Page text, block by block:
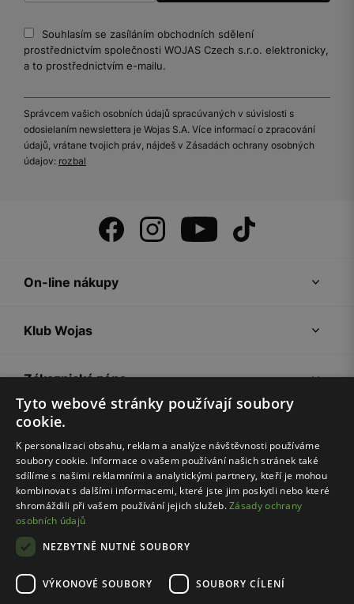
Souhlasím se zasíláním obchodních sdělení
prostřednictvím společnosti WOJAS Czech s.r.o. elektronicky,
a to prostřednictvím e-mailu.
Správcem vašich osobních údajů spracúvaných v súvislosti s
odosielaním newslettera je Wojas S.A. Více informací o zpracování
údajů, vrátane tvojich práv, nájdeš v Zásadách ochrany osobných
údajov: rozbal
On-line nákupy
Klub Wojas
Zákaznická zóna
Společnost Wojas
Rady
Tyto webové stránky používají soubory
cookie.
K personalizaci obsahu, reklam a analýze návštěvnosti používáme
soubory cookie. Informace o vašem používání našich stránek také
sdílíme s našimi reklamními a analytickými partnery, kteří je mohou
kombinovat s dalšími informacemi, které jste jim poskytli nebo které
shromáždili při vašem používání jejich služeb.Zásady ochrany
osobních údajů
NEZBYTNĚ NUTNÉ SOUBORY
VÝKONOVÉ SOUBORY SOUBORY CÍLENÍ